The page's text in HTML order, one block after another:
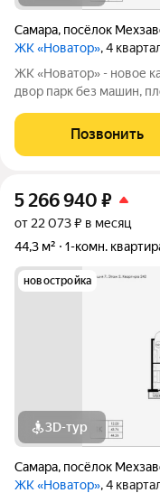
Самара, посёлок
ЖК «Новатор», 4
ЖК «Новатор» - новое
двор парк без машин, площадь 2 000 м. Здесь
спортивные зоны
высшем уровне: система
Позвонить
5 266 940 ₽
от 22 073 ₽ в месяц
44,3 м²
1-комн.
новостройка
3D-тур
Самара, посёлок
ЖК «Новатор», 4